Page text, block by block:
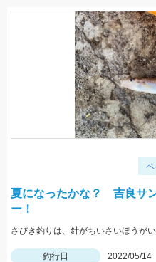
夏になったかな？ 吉良サ
ー！
釣行日
2022/05/14